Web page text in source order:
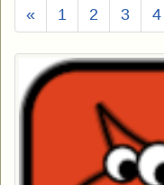
« 1 2 3 4